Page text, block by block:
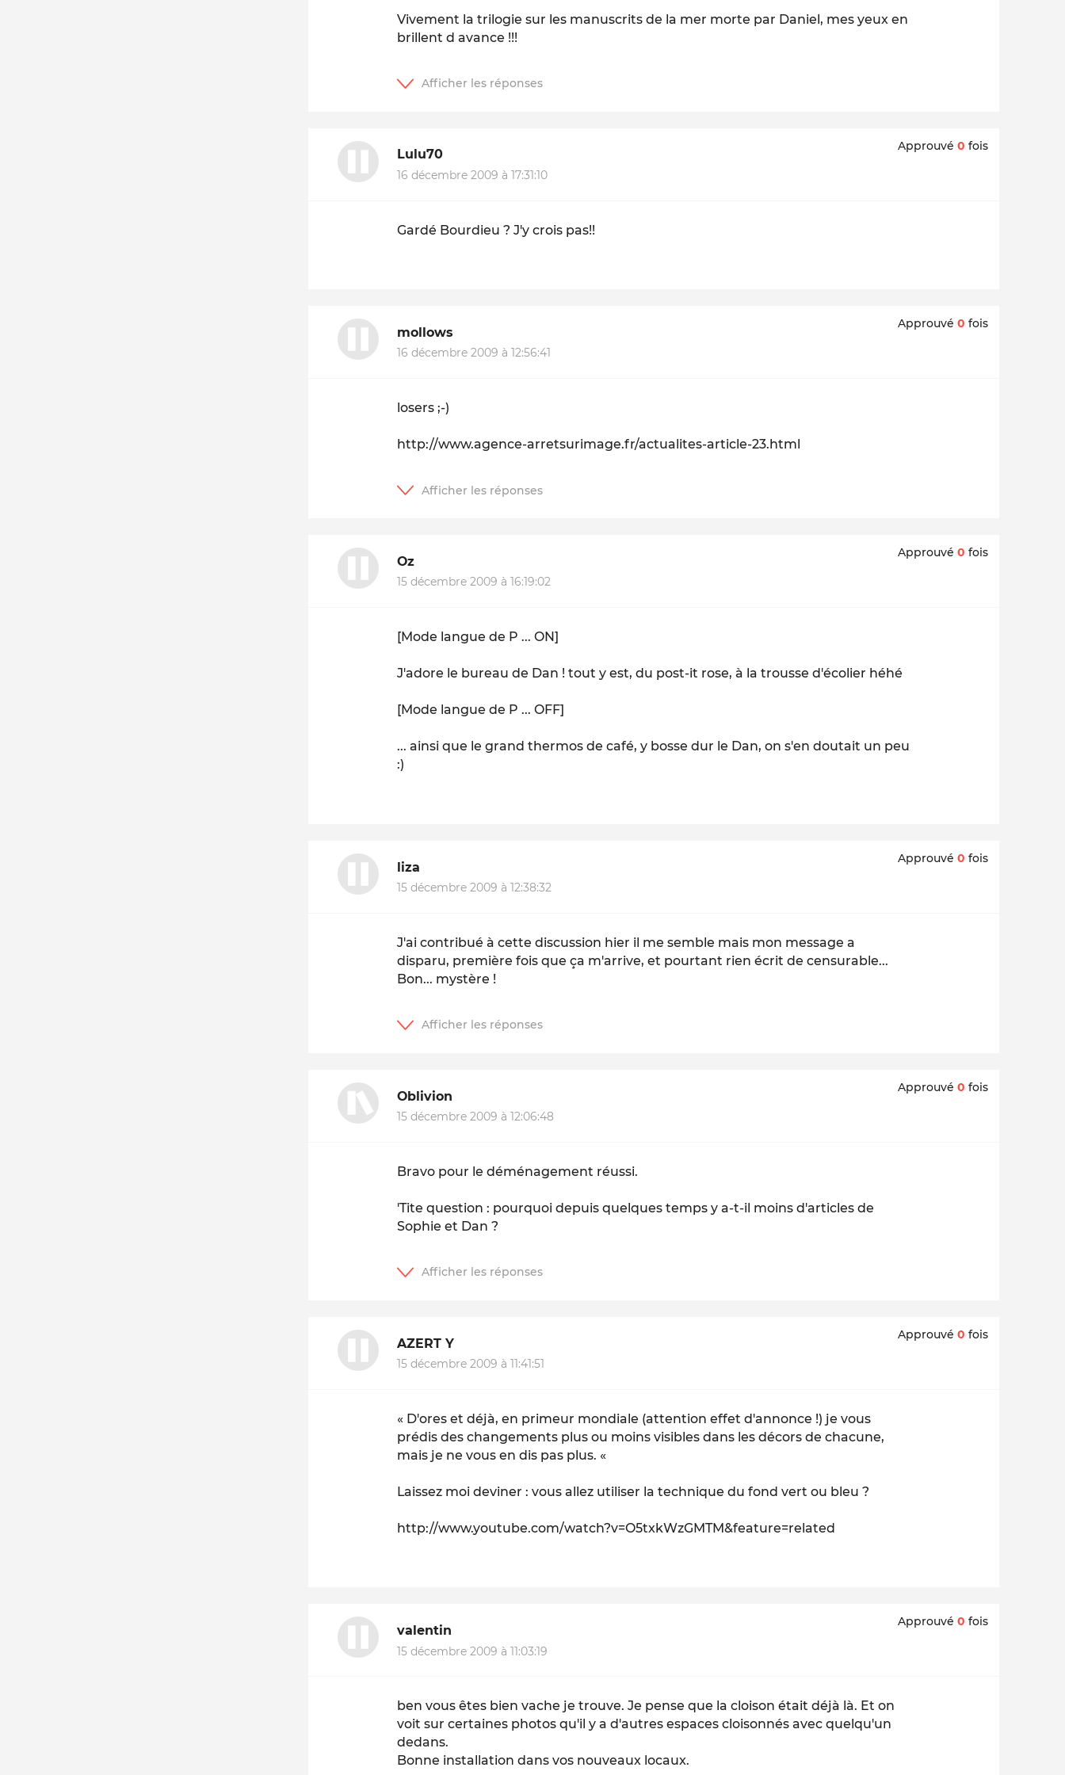
Vivement la trilogie sur les manuscrits de la mer morte par Daniel, mes yeux en
brillent d avance !!!
Lulu70
16 décembre 2009 à 17:31:10
Approuvé 0 fois
Gardé Bourdieu ? J'y crois pas!!
mollows
16 décembre 2009 à 12:56:41
Approuvé 0 fois
losers ;-)
http://www.agence-arretsurimage.fr/actualites-article-23.html
Oz
15 décembre 2009 à 16:19:02
Approuvé 0 fois
[Mode langue de P ... ON]
J'adore le bureau de Dan ! tout y est, du post-it rose, à la trousse d'écolier héhé
[Mode langue de P ... OFF]
... ainsi que le grand thermos de café, y bosse dur le Dan, on s'en doutait un peu
:)
liza
15 décembre 2009 à 12:38:32
Approuvé 0 fois
J'ai contribué à cette discussion hier il me semble mais mon message a
disparu, première fois que ça m'arrive, et pourtant rien écrit de censurable...
Bon... mystère !
Oblivion
15 décembre 2009 à 12:06:48
Approuvé 0 fois
Bravo pour le déménagement réussi.
'Tite question : pourquoi depuis quelques temps y a-t-il moins d'articles de
Sophie et Dan ?
AZERT Y
15 décembre 2009 à 11:41:51
Approuvé 0 fois
« D'ores et déjà, en primeur mondiale (attention effet d'annonce !) je vous
prédis des changements plus ou moins visibles dans les décors de chacune,
mais je ne vous en dis pas plus. «
Laissez moi deviner : vous allez utiliser la technique du fond vert ou bleu ?
http://www.youtube.com/watch?v=O5txkWzGMTM&feature=related
valentin
15 décembre 2009 à 11:03:19
Approuvé 0 fois
ben vous êtes bien vache je trouve. Je pense que la cloison était déjà là. Et on
voit sur certaines photos qu'il y a d'autres espaces cloisonnés avec quelqu'un
dedans.
Bonne installation dans vos nouveaux locaux.